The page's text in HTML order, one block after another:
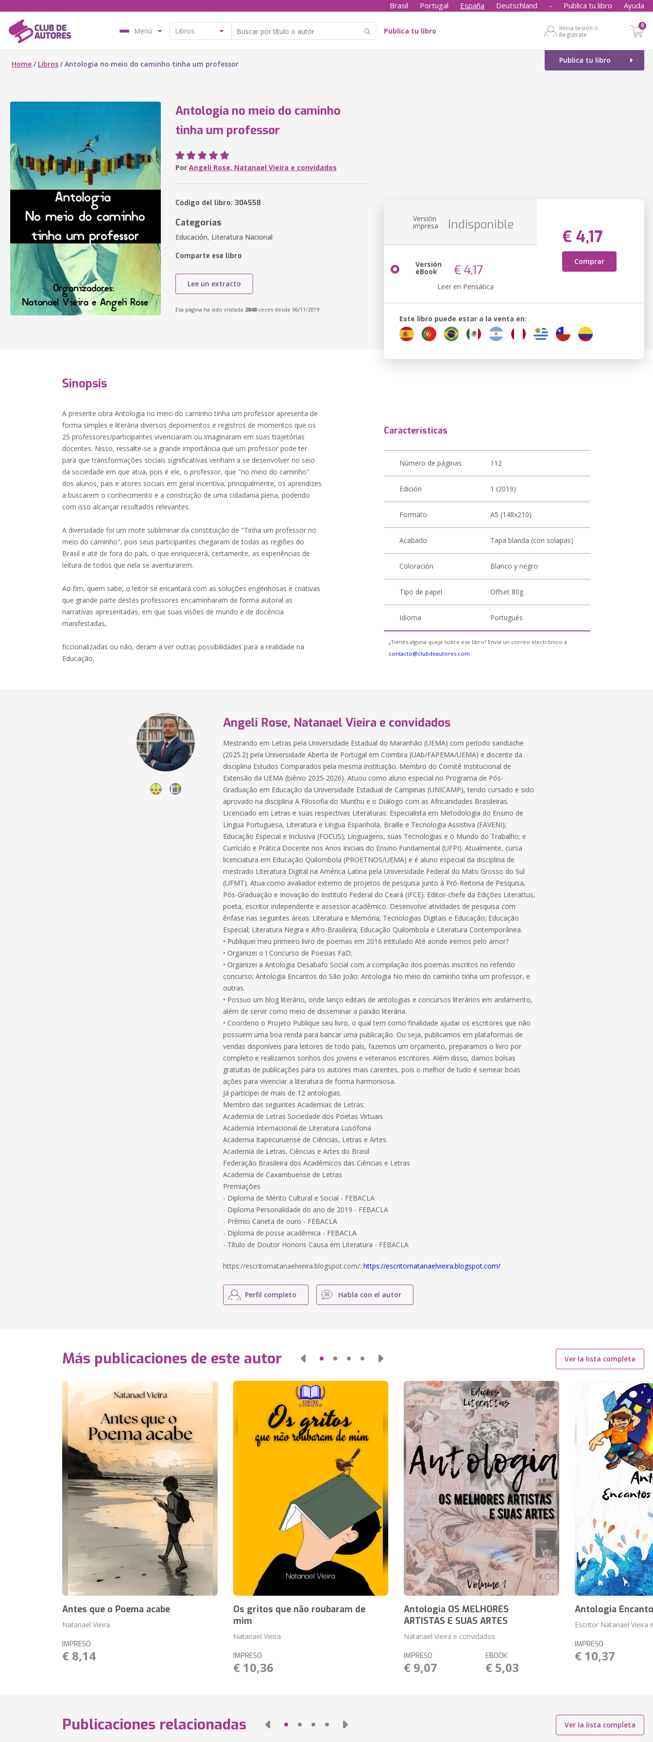
Brasil Portugal España Deutschland - Publica tu libro Ayuda
Menú Publica tu libro
Inicia sesión o
Regístrate
0
Publica tu libro
Home / Libros /Antologia no meio do caminho tinha um professor
Antologia no meio do caminho
tinha um professor
Por Angeli Rose, Natanael Vieira e convidados
Código del libro: 304558
Categorías
Educación, Literatura Nacional
Comparte ese libro
Lee un extracto
Esa página ha sido visitada 2848veces desde 06/11/2019
Versión
impresa Indisponible
€ 4,17
Comprar
Versión
eBook € 4,17
Leer en Pensática
Este libro puede estar a la venta en:
Sinopsis
A presente obra Antologia no meio do caminho tinha um professor apresenta de
forma simples e literária diversos depoimentos e registros de momentos que os
25 professores/participantes vivenciaram ou imaginaram em suas trajetórias
docentes. Nisso, ressalte-se a grande importância que um professor pode ter
para que transformações sociais significativas venham a se desenvolver no seio
da sociedade em que atua, pois é ele, o professor, que "no meio do caminho"
dos alunos, pais e atores sociais em geral incentiva, principalmente, os aprendizes
a buscarem o conhecimento e a construção de uma cidadania plena, podendo
com isso alcançar resultados relevantes.
A diversidade foi um mote subliminar da constituição de "Tinha um professor no
meio do caminho", pois seus participantes chegaram de todas as regiões do
Brasil e até de fora do país, o que enriquecerá, certamente, as experiências de
leitura de todos que nela se aventurarem.
Ao fim, quem sabe, o leitor se encantará com as soluções engenhosas e criativas
que grande parte destes professores encaminharam de forma autoral as
narrativas apresentadas, em que suas visões de mundo e de docência
manifestadas,
ficcionalizadas ou não, deram a ver outras possibilidades para a realidade na
Educação.
Características
Número de páginas 112
Edición 1 (2019)
Formato A5 (148x210)
Acabado Tapa blanda (con solapas)
Coloración Blanco y negro
Tipo de papel Offset 80g
Idioma Portugués
¿Tienes alguna queja sobre ese libro? Envía un correo electrónico a
contacto@clubdeautores.com
Angeli Rose, Natanael Vieira e convidados
Mestrando em Letras pela Universidade Estadual do Maranhão (UEMA) com período sanduiche
(2025.2) pela Universidade Aberta de Portugal em Coimbra (UAb/FAPEMA/UEMA) e discente da
disciplina Estudos Comparados pela mesma instituição. Membro do Comitê Institucional de
Extensão da UEMA (biênio 2025-2026). Atuou como aluno especial no Programa de Pós-
Graduação em Educação da Universidade Estadual de Campinas (UNICAMP), tendo cursado e sido
aprovado na disciplina A Filosofia do Munthu e o Diálogo com as Africanidades Brasileiras.
Licenciado em Letras e suas respectivas Literaturas. Especialista em Metodologia do Ensino de
Língua Portuguesa, Literatura e Língua Espanhola, Braille e Tecnologia Assistiva (FAVENI);
Educação Especial e Inclusiva (FOCUS); Linguagens, suas Tecnologias e o Mundo do Trabalho; e
Currículo e Prática Docente nos Anos Iniciais do Ensino Fundamental (UFPI). Atualmente, cursa
licenciatura em Educação Quilombola (PROETNOS/UEMA) e é aluno especial da disciplina de
mestrado Literatura Digital na América Latina pela Universidade Federal do Mato Grosso do Sul
(UFMT). Atua como avaliador externo de projetos de pesquisa junto à Pró-Reitoria de Pesquisa,
Pós-Graduação e Inovação do Instituto Federal do Ceará (IFCE). Editor-chefe da Edições Literattus,
poeta, escritor independente e assessor acadêmico. Desenvolve atividades de pesquisa com
ênfase nas seguintes áreas: Literatura e Memória; Tecnologias Digitais e Educação; Educação
Especial; Literatura Negra e Afro-Brasileira; Educação Quilombola e Literatura Contemporânea.
• Publiquei meu primeiro livro de poemas em 2016 intitulado Até aonde iremos pelo amor?
• Organizei o I Concurso de Poesias FaD;
• Organizei a Antologia Desabafo Social com a compilação dos poemas inscritos no referido
concurso; Antologia Encantos do São João; Antologia No meio do caminho tinha um professor, e
outras.
• Possuo um blog literário, onde lanço editais de antologias e concursos literários em andamento,
além de servir como meio de disseminar a paixão literária.
• Coordeno o Projeto Publique seu livro, o qual tem como finalidade ajudar os escritores que não
possuem uma boa renda para bancar uma publicação. Ou seja, publicamos em plataformas de
vendas disponíveis para leitores de todo país, fazemos um orçamento, preparamos o livro por
completo e realizamos sonhos dos jovens e veteranos escritores. Além disso, damos bolsas
gratuitas de publicações para os autores mais carentes, pois o melhor de tudo é semear boas
ações para vivenciar a literatura de forma harmoniosa.
Já participei de mais de 12 antologias.
Membro das seguintes Academias de Letras:
Academia de Letras Sociedade dos Poetas Virtuais
Academia Internacional de Literatura Lusófona
Academia Itapecuruense de Ciências, Letras e Artes.
Academia de Letras, Ciências e Artes do Brasil
Federação Brasileira dos Acadêmicos das Ciências e Letras
Academia de Caxambuense de Letras
Premiações
- Diploma de Mérito Cultural e Social - FEBACLA
- Diploma Personalidade do ano de 2019 - FEBACLA
- Prêmio Caneta de ouro - FEBACLA
- Diploma de posse acadêmica - FEBACLA
- Título de Doutor Honoris Causa em Literatura - FEBACLA
https://escritornatanaelvieira.blogspot.com/:https://escritornatanaelvieira.blogspot.com/
Perfil completo Habla con el autor
Más publicaciones de este autor Ver la lista completa
Antes que o Poema acabe
Natanael Vieira
IMPRESO
€ 8,14
Os gritos que não roubaram de
mim
Natanael Vieira
IMPRESO
€ 10,36
Antologia OS MELHORES
ARTISTAS E SUAS ARTES
Natanael Vieira e convidados
IMPRESO
€ 9,07
EBOOK
€ 5,03
Antologia
Escritor Natanael Vieira
IMPRESO
€ 10,37
Publicaciones relacionadas Ver la lista completa